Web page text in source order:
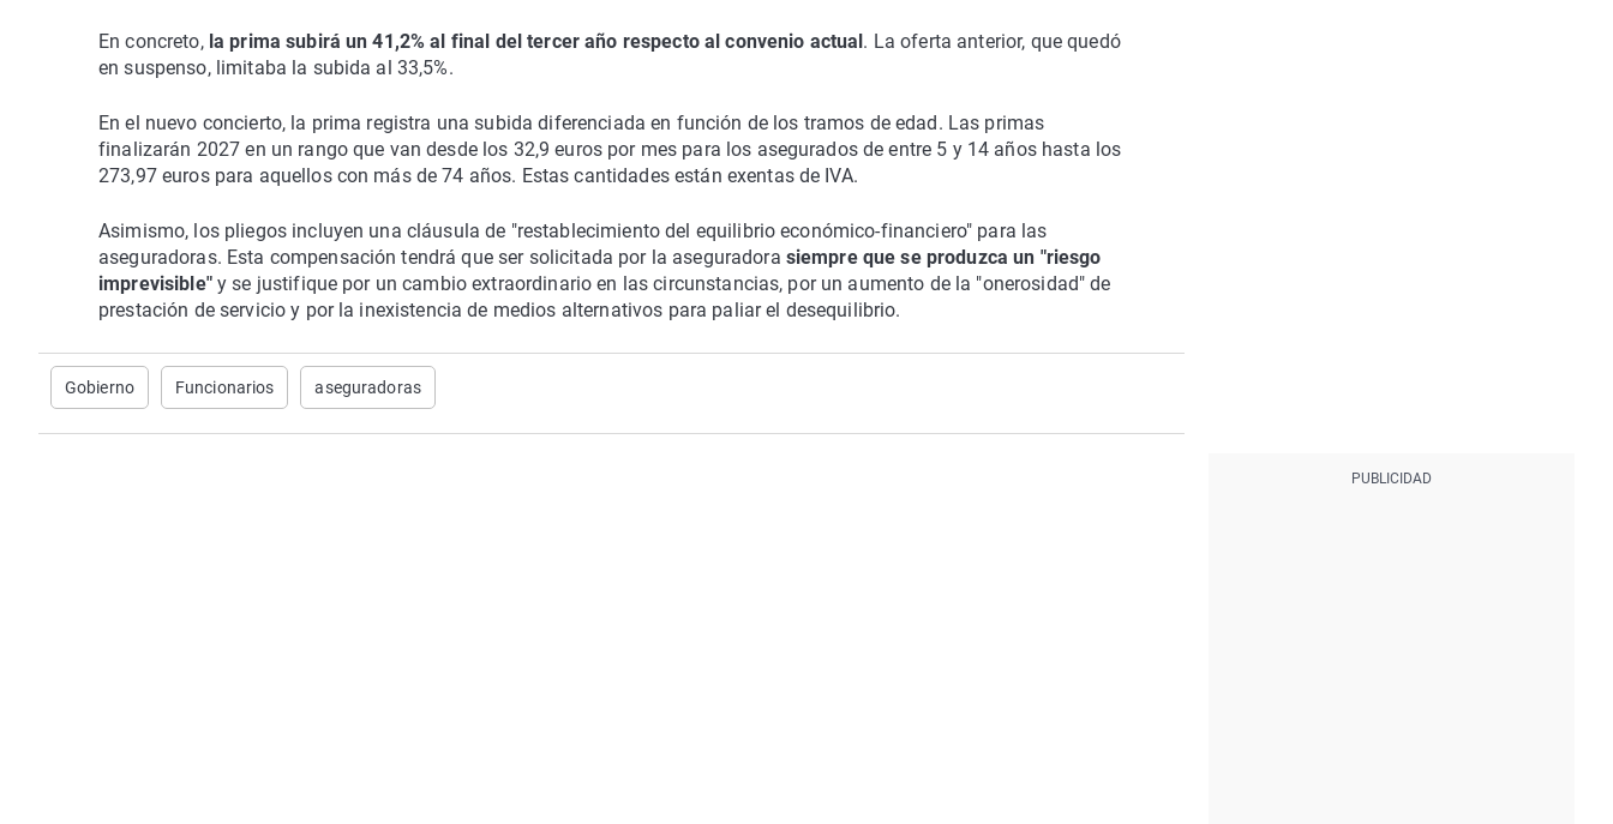
En concreto, la prima subirá un 41,2% al final del tercer año respecto al convenio actual . La oferta anterior, que quedó
en suspenso, limitaba la subida al 33,5%.
En el nuevo concierto, la prima registra una subida diferenciada en función de los tramos de edad. Las primas
finalizarán 2027 en un rango que van desde los 32,9 euros por mes para los asegurados de entre 5 y 14 años hasta los
273,97 euros para aquellos con más de 74 años. Estas cantidades están exentas de IVA.
Asimismo, los pliegos incluyen una cláusula de "restablecimiento del equilibrio económico-financiero" para las
aseguradoras. Esta compensación tendrá que ser solicitada por la aseguradora siempre que se produzca un "riesgo
imprevisible" y se justifique por un cambio extraordinario en las circunstancias, por un aumento de la "onerosidad" de
prestación de servicio y por la inexistencia de medios alternativos para paliar el desequilibrio.
Gobierno Funcionarios aseguradoras